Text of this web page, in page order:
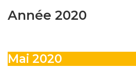
Année 2020
Mai 2020